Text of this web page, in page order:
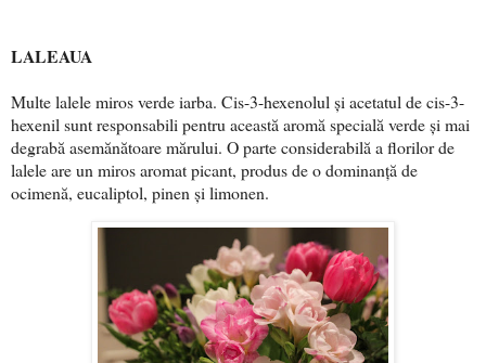
LALEAUA
Multe lalele miros verde iarba. Cis-3-hexenolul și acetatul de cis-3-
hexenil sunt responsabili pentru această aromă specială verde și mai
degrabă asemănătoare mărului. O parte considerabilă a florilor de
lalele are un miros aromat picant, produs de o dominanță de
ocimenă, eucaliptol, pinen și limonen.